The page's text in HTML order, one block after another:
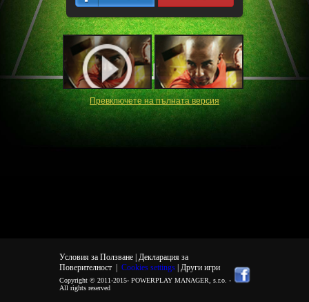
се се
Превключете на пълната версия
Условия за Ползване | Декларация за
Поверителност| Cookies settings | Други игри
Copyright © 2011-2015- POWERPLAY MANAGER, s.r.o. -
All rights reserved